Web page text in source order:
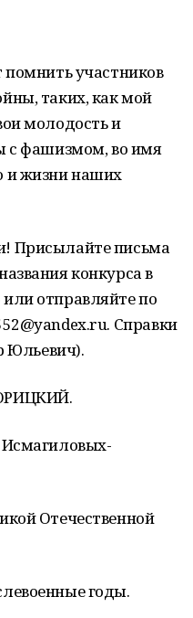
участников
таких, как мой
молодость и
с фашизмом, во имя
и жизни наших
Присылайте письма
конкурса в
отправляйте по
Справки
Юльевич).
Исмагиловых-
Отечественной
годы.